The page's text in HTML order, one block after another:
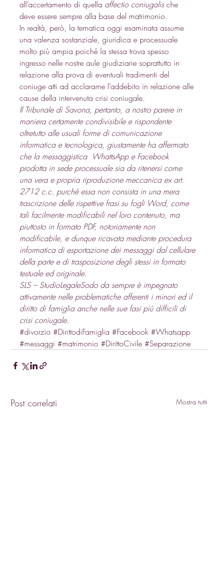
all’accertamento di quella affectio coniugalis che
deve essere sempre alla base del matrimonio.
In realtà, però, la tematica oggi esaminata assume
una valenza sostanziale, giuridica e processuale
molto più ampia poiché la stessa trova spesso
ingresso nelle nostre aule giudiziarie soprattutto in
relazione alla prova di eventuali tradimenti del
coniuge atti ad acclararne l’addebito in relazione alle
cause della intervenuta crisi coniugale.
Il Tribunale di Savona, pertanto, a nostro parere in
maniera certamente condivisibile e rispondente
oltretutto alle usuali forme di comunicazione
informatica e tecnologica, giustamente ha affermato
che la messaggistica  WhattsApp e Facebook
prodotta in sede processuale sia da ritenersi come
una vera e propria riproduzione meccanica ex art.
2712 c.c. purché essa non consista in una mera
trascrizione delle rispettive frasi su fogli Word, come
tali facilmente modificabili nel loro contenuto, ma
piuttosto in formato PDF, notoriamente non
modificabile, e dunque ricavata mediante procedura
informatica di esportazione dei messaggi dal cellulare
della parte e di trasposizione degli stessi in formato
testuale ed originale.
SLS – StudioLegaleSodo da sempre è impegnato
attivamente nelle problematiche afferenti i minori ed il
diritto di famiglia anche nelle sue fasi più difficili di
crisi coniugale.
#divorzio #DirittodiFamiglia #Facebook #Whatsapp
#messaggi #matrimonio #DirittoCivile #Separazione
Post correlati Mostra tutti